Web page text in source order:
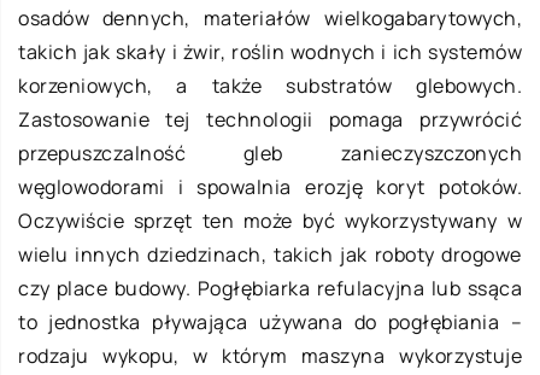
osadów dennych, materiałów wielkogabarytowych,
takich jak skały i żwir, roślin wodnych i ich systemów
korzeniowych, a także substratów glebowych.
Zastosowanie tej technologii pomaga przywrócić
przepuszczalność gleb zanieczyszczonych
węglowodorami i spowalnia erozję koryt potoków.
Oczywiście sprzęt ten może być wykorzystywany w
wielu innych dziedzinach, takich jak roboty drogowe
czy place budowy. Pogłębiarka refulacyjna lub ssąca
to jednostka pływająca używana do pogłębiania –
rodzaju wykopu, w którym maszyna wykorzystuje